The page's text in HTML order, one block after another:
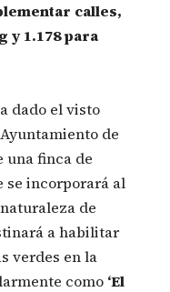
calles,
y 1.178 para
dado el visto
de
una finca de
se incorporará al
de
a habilitar
verdes en la
como ‘El